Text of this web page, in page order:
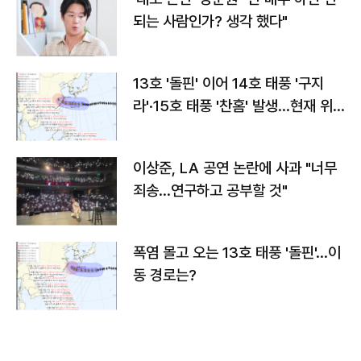
되는 사람인가? 생각 했다"
13호 '돌핀' 이어 14호 태풍 '구지
라'·15호 태풍 '찬홈' 발생…현재 위
이상준, LA 공연 논란에 사과 "너무
죄송…연구하고 공부할 것"
폭염 몰고 오는 13호 태풍 '돌핀'…이
동 경로는?